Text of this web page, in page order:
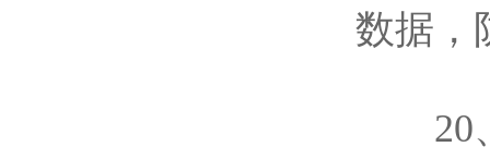
数据，
20、